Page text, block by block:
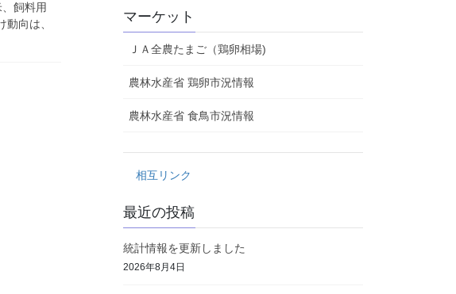
飼料用
向は、
マーケット
ＪＡ全農たまご（鶏卵相場)
農林水産省 鶏卵市況情報
農林水産省 食鳥市況情報
相互リンク
最近の投稿
統計情報を更新しました
2026年8月4日